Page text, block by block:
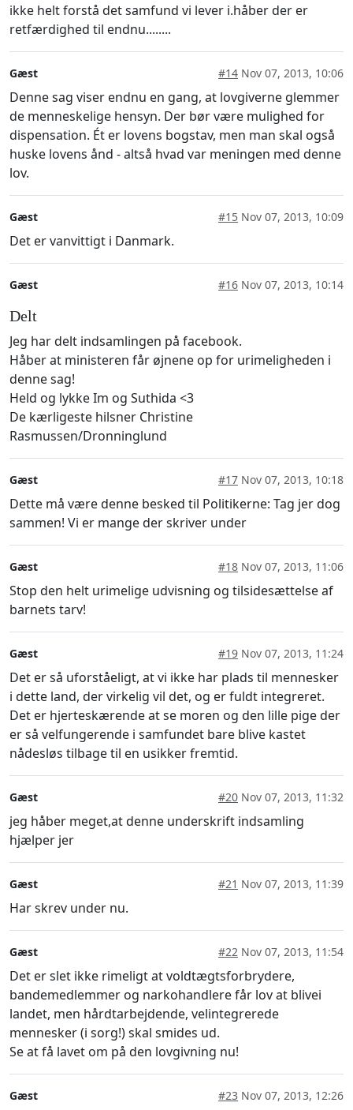
ikke helt forstå det samfund vi lever i.håber der er
retfærdighed til endnu........
Gæst #14 Nov 07, 2013, 10:06
Denne sag viser endnu en gang, at lovgiverne glemmer
de menneskelige hensyn. Der bør være mulighed for
dispensation. Ét er lovens bogstav, men man skal også
huske lovens ånd - altså hvad var meningen med denne
lov.
Gæst #15 Nov 07, 2013, 10:09
Det er vanvittigt i Danmark.
Gæst #16 Nov 07, 2013, 10:14
Delt
Jeg har delt indsamlingen på facebook.
Håber at ministeren får øjnene op for urimeligheden i
denne sag!
Held og lykke Im og Suthida <3
De kærligeste hilsner Christine
Rasmussen/Dronninglund
Gæst #17 Nov 07, 2013, 10:18
Dette må være denne besked til Politikerne: Tag jer dog
sammen! Vi er mange der skriver under
Gæst #18 Nov 07, 2013, 11:06
Stop den helt urimelige udvisning og tilsidesættelse af
barnets tarv!
Gæst #19 Nov 07, 2013, 11:24
Det er så uforståeligt, at vi ikke har plads til mennesker
i dette land, der virkelig vil det, og er fuldt integreret.
Det er hjerteskærende at se moren og den lille pige der
er så velfungerende i samfundet bare blive kastet
nådesløs tilbage til en usikker fremtid.
Gæst #20 Nov 07, 2013, 11:32
jeg håber meget,at denne underskrift indsamling
hjælper jer
Gæst #21 Nov 07, 2013, 11:39
Har skrev under nu.
Gæst #22 Nov 07, 2013, 11:54
Det er slet ikke rimeligt at voldtægtsforbrydere,
bandemedlemmer og narkohandlere får lov at blivei
landet, men hårdtarbejdende, velintegrerede
mennesker (i sorg!) skal smides ud.
Se at få lavet om på den lovgivning nu!
Gæst #23 Nov 07, 2013, 12:26